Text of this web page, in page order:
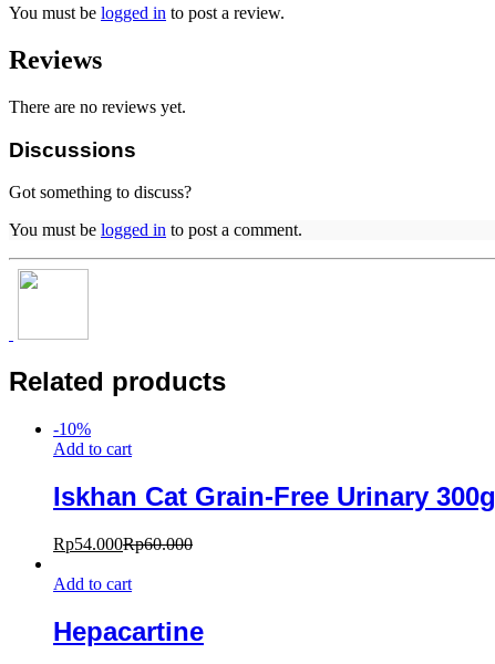
You must be logged in to post a review.
Reviews
There are no reviews yet.
Discussions
Got something to discuss?
You must be logged in to post a comment.
Related products
-10%
Add to cart
Iskhan Cat Grain-Free Urinary 300g
Rp54.000Rp60.000
Add to cart
Hepacartine